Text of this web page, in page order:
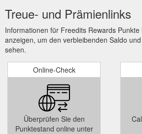
Treue- und Prämienlinks
Informationen für Freedits Rewards
anzeigen, um den verbleibenden Saldo
sehen.
Online-Check
Überprüfen Sie den
Punktestand online unter